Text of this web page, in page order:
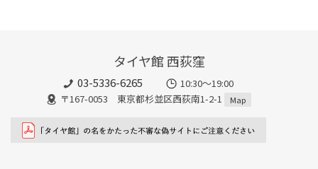
タイヤ館 西荻窪
03-5336-6265
10:30～19:00
〒167-0053 東京都杉並区西荻南1-2-1
Map